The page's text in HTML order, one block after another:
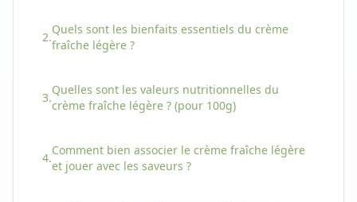
2.
Quels sont les bienfaits essentiels du crème
fraîche légère ?
3.
Quelles sont les valeurs nutritionnelles du
crème fraîche légère ? (pour 100g)
4.
Comment bien associer le crème fraîche légère
et jouer avec les saveurs ?